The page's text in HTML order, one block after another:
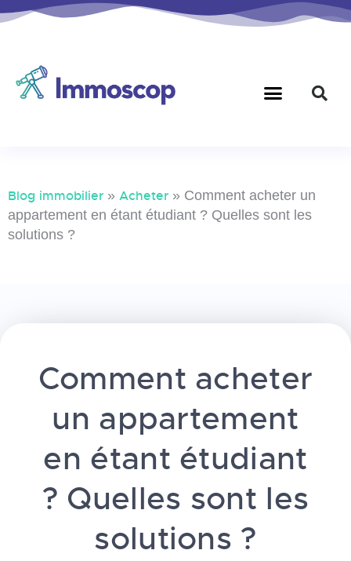
Blog immobilier » Acheter » Comment acheter un
appartement en étant étudiant ? Quelles sont les
solutions ?
Comment acheter
un appartement
en étant étudiant
? Quelles sont les
solutions ?